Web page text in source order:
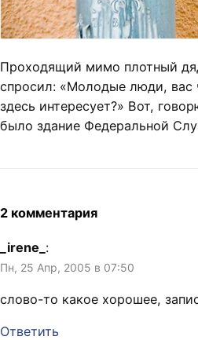
Проходящий мимо плотный
спросил: «Молодые люди, вас
здесь интересует?» Вот,
было здание Федеральной
2 комментария
_irene_ :
Пн, 25 Апр, 2005 в 07:50
слово-то какое хорошее,
Ответить